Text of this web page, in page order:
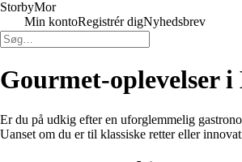
StorbyMor
Min kontoRegistrér digNyhedsbrev
Gourmet-oplevelser
Er du på udkig efter en uforglemmelig
Uanset om du er til klassiske retter eller